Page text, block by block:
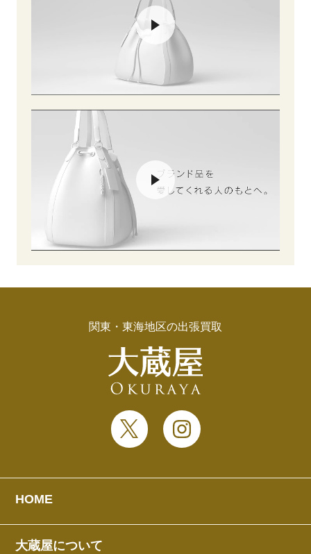
関東・東海地区の出張買取
HOME
大蔵屋について